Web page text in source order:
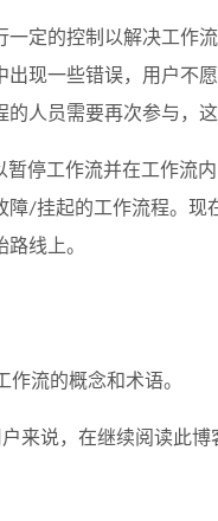
定的控制以解决工作
出现一些错误，用户不
人员需要再次参与，
暂停工作流并在工作流
/挂起的工作流程。现
线上。
流的概念和术语。
来说，在继续阅读此